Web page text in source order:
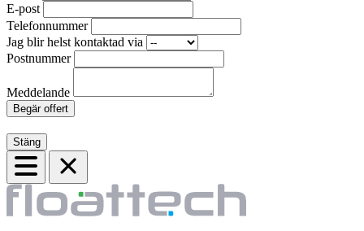
E-post
Telefonnummer
Jag blir helst kontaktad via
Postnummer
Meddelande
Begär offert
Stäng